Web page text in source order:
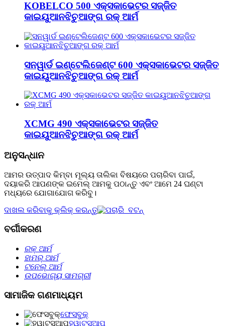
KOBELCO 500 ଏକ୍ସକାଭେଟର ସଜ୍ଜିତ
କାଇୟୁଆନଝିଚୁଆଙ୍ଗ ରକ୍ ଆର୍ମ
ସନୱାର୍ଡ ଇଣ୍ଟେଲିଜେଣ୍ଟ 600 ଏକ୍ସକାଭେଟର ସଜ୍ଜିତ
କାଇୟୁଆନଝିଚୁଆଙ୍ଗ ରକ୍ ଆର୍ମ
XCMG 490 ଏକ୍ସକାଭେଟର ସଜ୍ଜିତ
କାଇୟୁଆନଝିଚୁଆଙ୍ଗ ରକ୍ ଆର୍ମ
ଅନୁସନ୍ଧାନ
ଆମର ଉତ୍ପାଦ କିମ୍ବା ମୂଲ୍ୟ ତାଲିକା ବିଷୟରେ ପଚାରିବା ପାଇଁ,
ଦୟାକରି ଆପଣଙ୍କ ଇମେଲ୍ ଆମକୁ ପଠାନ୍ତୁ ଏବଂ ଆମେ 24 ଘଣ୍ଟା
ମଧ୍ୟରେ ଯୋଗାଯୋଗ କରିବୁ।
ଦାଖଲ କରିବାକୁ କ୍ଲିକ୍ କରନ୍ତୁ
ବର୍ଗୀକରଣ
ରକ୍ ଆର୍ମ
ହାମର୍ ଆର୍ମ
ଟନେଲ୍‌ ଆର୍ମ
ଉପଭୋଗ୍ୟ ସାମଗ୍ରୀ
ସାମାଜିକ ଗଣମାଧ୍ୟମ
ଫେସବୁକ୍
ହ୍ୱାଟ୍ସଆପ୍